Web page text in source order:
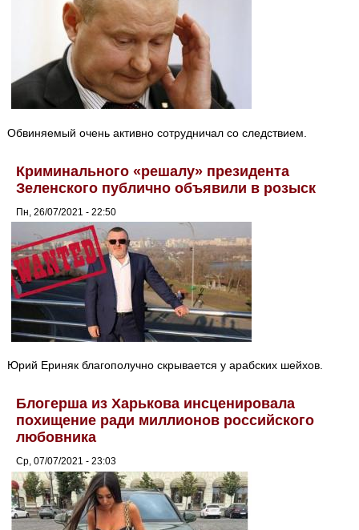
Обвиняемый очень активно сотрудничал со следствием.
Криминального «решалу» президента
Зеленского публично объявили в розыск
Пн, 26/07/2021 - 22:50
Юрий Ериняк благополучно скрывается у арабских шейхов.
Блогерша из Харькова инсценировала
похищение ради миллионов российского
любовника
Ср, 07/07/2021 - 23:03